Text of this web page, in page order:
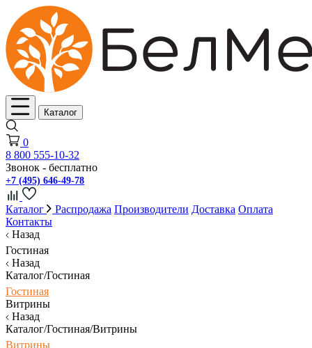
Каталог
0
8 800 555-10-32
Звонок - бесплатно
+7 (495) 646-49-78
Каталог Распродажа Производители Доставка Оплата
Контакты
Назад
Гостиная
Назад
Каталог/Гостиная
Гостиная
Витрины
Назад
Каталог/Гостиная/Витрины
Витрины